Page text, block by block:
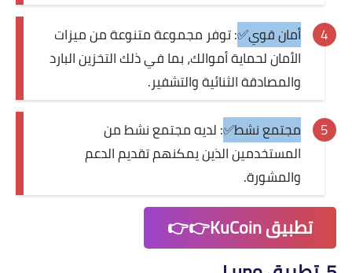
أمان قوي✅: توفر مجموعة متنوعة من ميزات
الأمان لحماية أموالك، بما في ذلك التخزين البارد
والمصادقة الثنائية والتشفير.
مجتمع نشط✅: لديه مجتمع نشط من
المستخدمين الذين يمكنهم تقديم الدعم
والمشورة.
تطبيق KuCoin👉👉